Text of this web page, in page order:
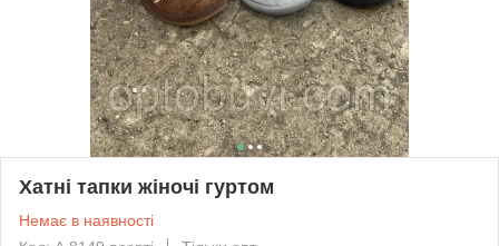
Хатні тапки жіночі гуртом
Немає в наявності